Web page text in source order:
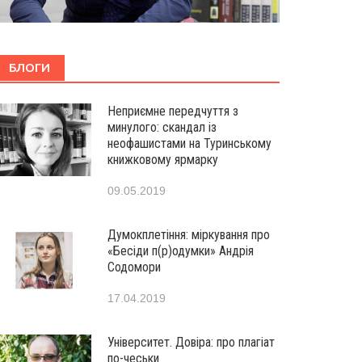
БЛОГИ
Неприємне передчуття з
минулого: скандал із
неофашистами на Туринському
книжковому ярмарку
09.05.2019
Думокплетіння: міркування про
«Бесіди п(р)одумки» Андрія
Содомори
17.04.2019
Університет. Довіра: про плагіат
по-чеськи